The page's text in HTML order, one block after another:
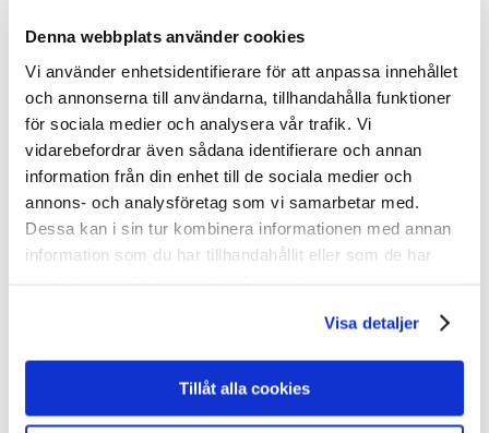
Denna webbplats använder cookies
Vi använder enhetsidentifierare för att anpassa innehållet
och annonserna till användarna, tillhandahålla funktioner
för sociala medier och analysera vår trafik. Vi
vidarebefordrar även sådana identifierare och annan
information från din enhet till de sociala medier och
annons- och analysföretag som vi samarbetar med.
Dessa kan i sin tur kombinera informationen med annan
information som du har tillhandahållit eller som de har
Visa detaljer
Tillåt alla cookies
Resor: Vintage
Resor: Come to NordenNew
Propaganda: VintageNew
Träkort: Resor vintage
Träkort: Mumin & Tove
För kök & hem
Böcker
Kalendrar
Kylskåpsmagneter & Nyckelringar
Spelkort
Memoryspel
Om oss